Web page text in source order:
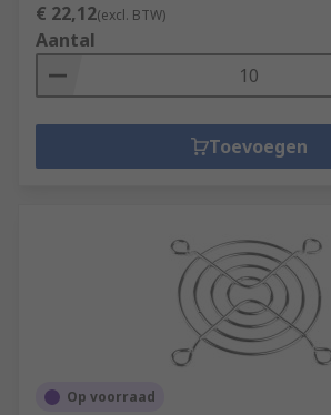
€ 22,12(excl. BTW)
Aantal
Toevoegen
Op voorraad